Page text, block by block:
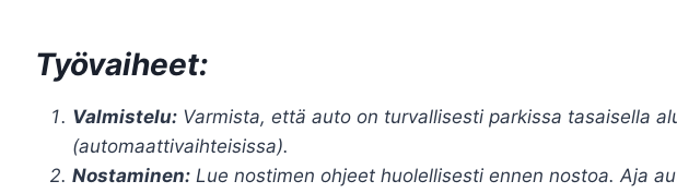
Työvaiheet:
Valmistelu: Varmista, että auto on turvallisesti parkissa tasaisella
(automaattivaihteisissa).
Nostaminen: Lue nostimen ohjeet huolellisesti ennen nostoa. Aja